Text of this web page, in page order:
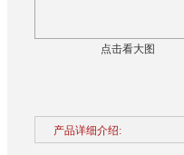
点击看大图
产品详细介绍: